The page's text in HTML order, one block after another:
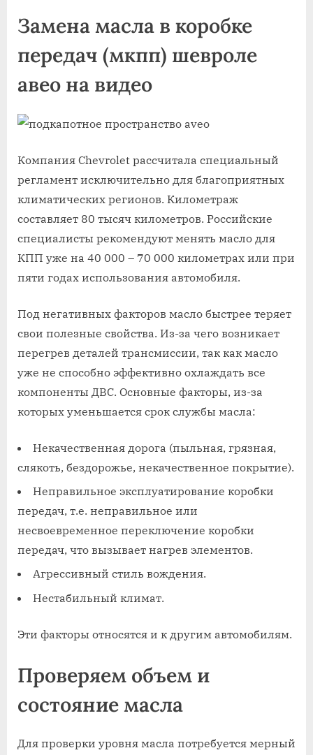
Замена масла в коробке
передач (мкпп) шевроле
авео на видео
Компания Chevrolet рассчитала специальный
регламент исключительно для благоприятных
климатических регионов. Километраж
составляет 80 тысяч километров. Российские
специалисты рекомендуют менять масло для
КПП уже на 40 000 – 70 000 километрах или при
пяти годах использования автомобиля.
Под негативных факторов масло быстрее теряет
свои полезные свойства. Из-за чего возникает
перегрев деталей трансмиссии, так как масло
уже не способно эффективно охлаждать все
компоненты ДВС. Основные факторы, из-за
которых уменьшается срок службы масла:
Некачественная дорога (пыльная, грязная,
слякоть, бездорожье, некачественное покрытие).
Неправильное эксплуатирование коробки
передач, т.е. неправильное или
несвоевременное переключение коробки
передач, что вызывает нагрев элементов.
Агрессивный стиль вождения.
Нестабильный климат.
Эти факторы относятся и к другим автомобилям.
Проверяем объем и
состояние масла
Для проверки уровня масла потребуется мерный